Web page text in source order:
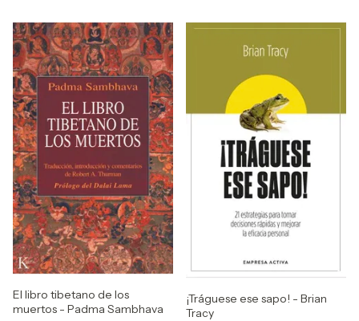
El libro tibetano de los
muertos - Padma Sambhava
¡Tráguese ese sapo! - Brian
Tracy